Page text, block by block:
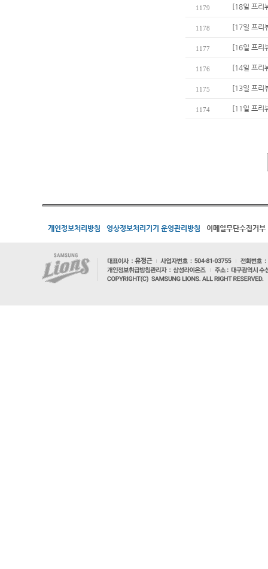
1179 [18일 프리
1178 [17일 프리
1177 [16일 프리
1176 [14일 프리
1175 [13일 프리
1174 [11일 프리
개인정보처리방침 영상정보처리기기 운영관리방침 이메일무단수집거부